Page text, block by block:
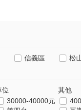
信義區
松
位
其他
30000-40000元